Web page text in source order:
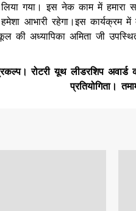
गया। इस नेक काम में हमारा
आभारी रहेगा।इस कार्यक्रम
की अध्यापिका अमिता जी
रोटरी यूथ लीडरशिप अवार्ड
प्रतियोगिता।